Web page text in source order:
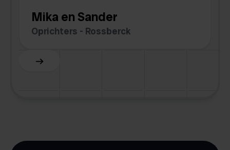
Mika en Sander
Oprichters - Rossberck
Slide 4 of 6.